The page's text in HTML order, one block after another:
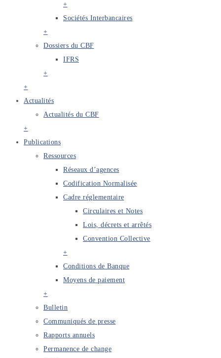
+
Sociétés Interbancaires
+
Dossiers du CBF
IFRS
+
+
Actualités
Actualités du CBF
+
Publications
Ressources
Réseaux d’agences
Codification Normalisée
Cadre réglementaire
Circulaires et Notes
Lois, décrets et arrêtés
Convention Collective
+
Conditions de Banque
Moyens de paiement
+
Bulletin
Communiqués de presse
Rapports annuels
Permanence de change